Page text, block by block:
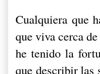
Cualquiera que
que viva cerca
he tenido la
que describir las